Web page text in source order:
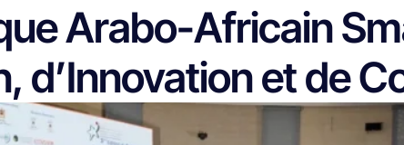
Arabo-Africain
d’Innovation et de